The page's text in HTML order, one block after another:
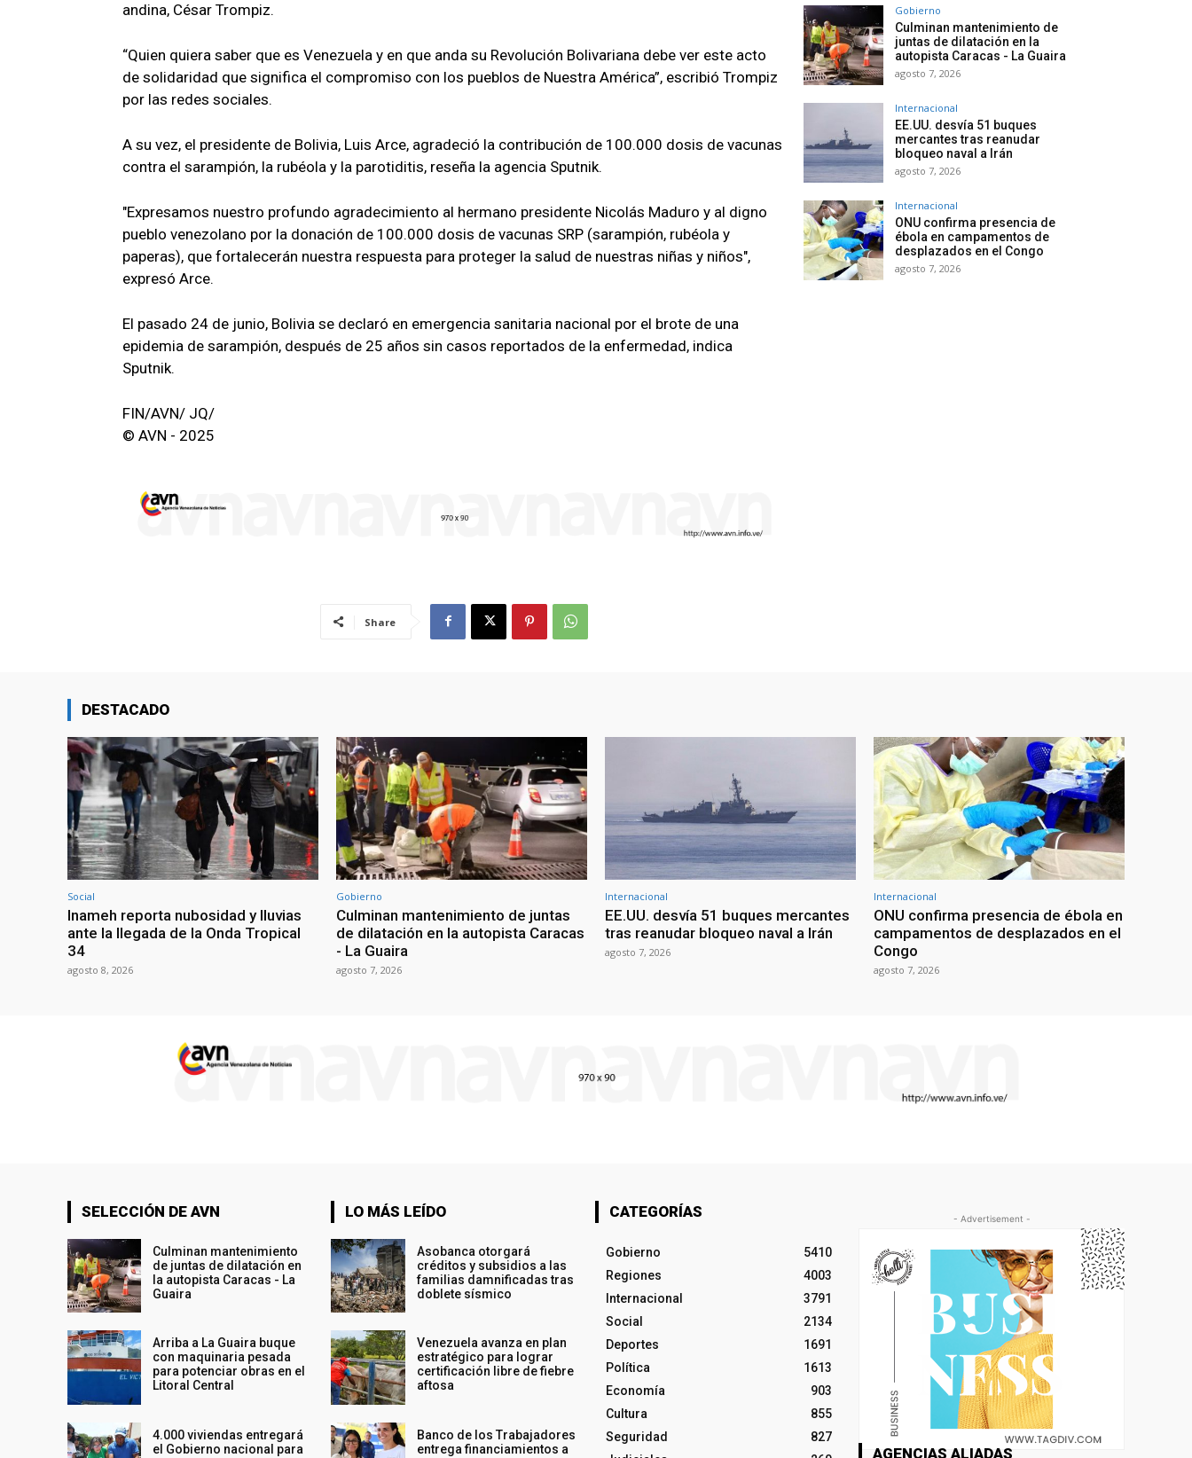
andina, César Trompiz.
“Quien quiera saber que es Venezuela y en que anda su Revolución Bolivariana debe ver este acto
de solidaridad que significa el compromiso con los pueblos de Nuestra América”, escribió Trompiz
por las redes sociales.
A su vez, el presidente de Bolivia, Luis Arce, agradeció la contribución de 100.000 dosis de vacunas
contra el sarampión, la rubéola y la parotiditis, reseña la agencia Sputnik.
"Expresamos nuestro profundo agradecimiento al hermano presidente Nicolás Maduro y al digno
pueblo venezolano por la donación de 100.000 dosis de vacunas SRP (sarampión, rubéola y
paperas), que fortalecerán nuestra respuesta para proteger la salud de nuestras niñas y niños",
expresó Arce.
El pasado 24 de junio, Bolivia se declaró en emergencia sanitaria nacional por el brote de una
epidemia de sarampión, después de 25 años sin casos reportados de la enfermedad, indica
Sputnik.
FIN/AVN/ JQ/
© AVN - 2025
Share
Gobierno
Culminan mantenimiento de
juntas de dilatación en la
autopista Caracas - La Guaira
agosto 7, 2026
Internacional
EE.UU. desvía 51 buques
mercantes tras reanudar
bloqueo naval a Irán
agosto 7, 2026
Internacional
ONU confirma presencia de
ébola en campamentos de
desplazados en el Congo
agosto 7, 2026
DESTACADO
Social
Inameh reporta nubosidad y lluvias
ante la llegada de la Onda Tropical
34
agosto 8, 2026
Gobierno
Culminan mantenimiento de juntas
de dilatación en la autopista Caracas
- La Guaira
agosto 7, 2026
Internacional
EE.UU. desvía 51 buques mercantes
tras reanudar bloqueo naval a Irán
agosto 7, 2026
Internacional
ONU confirma presencia de ébola en
campamentos de desplazados en el
Congo
agosto 7, 2026
SELECCIÓN DE AVN
Culminan mantenimiento
de juntas de dilatación en
la autopista Caracas - La
Guaira
Arriba a La Guaira buque
con maquinaria pesada
para potenciar obras en el
Litoral Central
4.000 viviendas entregará
el Gobierno nacional para
LO MÁS LEÍDO
Asobanca otorgará
créditos y subsidios a las
familias damnificadas tras
doblete sísmico
Venezuela avanza en plan
estratégico para lograr
certificación libre de fiebre
aftosa
Banco de los Trabajadores
entrega financiamientos a
CATEGORÍAS
Gobierno
5410
Regiones
4003
Internacional
3791
Social
2134
Deportes
1691
Política
1613
Economía
903
Cultura
855
Seguridad
827
- Advertisement -
AGENCIAS ALIADAS